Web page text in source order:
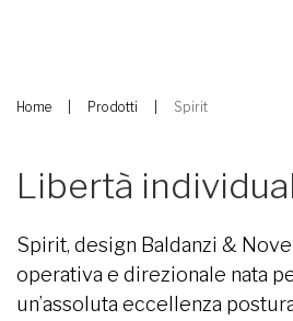
Home Prodotti Spirit
Libertà
Spirit, design Baldanzi &
operativa e direzionale nata
un’assoluta eccellenza